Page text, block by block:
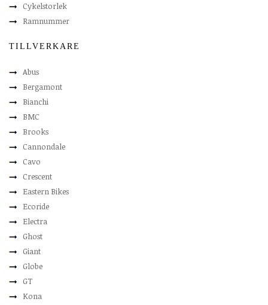
Cykelstorlek
Ramnummer
TILLVERKARE
Abus
Bergamont
Bianchi
BMC
Brooks
Cannondale
Cavo
Crescent
Eastern Bikes
Ecoride
Electra
Ghost
Giant
Globe
GT
Kona